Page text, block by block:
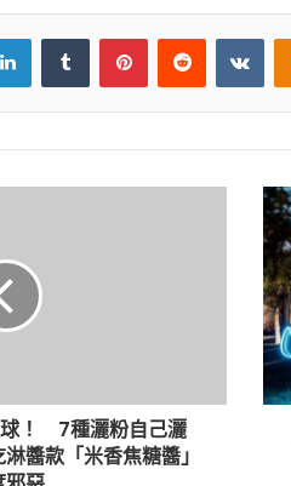
球！ 7種灑粉自己灑
醬款「米香焦糖醬」